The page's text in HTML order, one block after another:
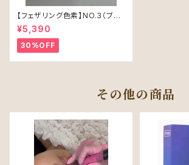
【フェザリング色素】NO.3（ブラ
ックブラウン）単品
¥5,390
30%OFF
その他の商品